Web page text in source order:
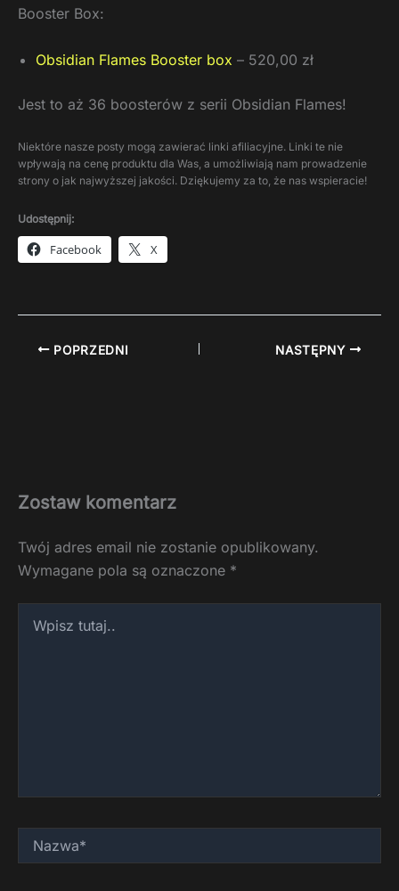
Booster Box:
Obsidian Flames Booster box – 520,00 zł
Jest to aż 36 boosterów z serii Obsidian Flames!
Niektóre nasze posty mogą zawierać linki afiliacyjne. Linki te nie
wpływają na cenę produktu dla Was, a umożliwiają nam prowadzenie
strony o jak najwyższej jakości. Dziękujemy za to, że nas wspieracie!
Udostępnij:
Facebook X
POPRZEDNI NASTĘPNY
Zostaw komentarz
Twój adres email nie zostanie opublikowany.
Wymagane pola są oznaczone *
tutaj..